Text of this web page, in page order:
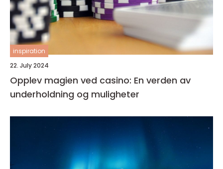
inspiration
22. July 2024
Opplev magien ved casino: En verden av
underholdning og muligheter